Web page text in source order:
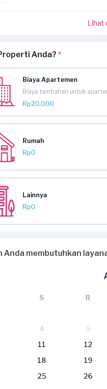
Lihat
Anda? *
Biaya Apartemen
Biaya tambahan untuk
Rp20.000
Rumah
Rp0
Lainnya
Rp0
Anda membutuhkan
S R
4 5
11 12
18 19
25 26